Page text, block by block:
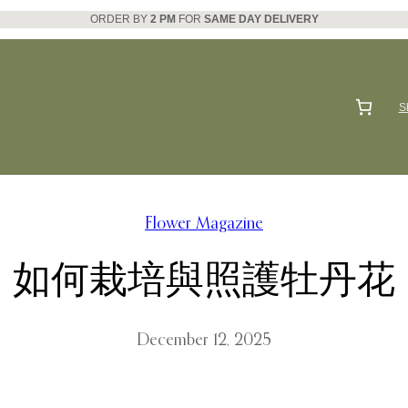
ORDER BY 2 PM FOR SAME DAY DELIVERY
Flower Magazine
如何栽培與照護牡丹花
December 12, 2025